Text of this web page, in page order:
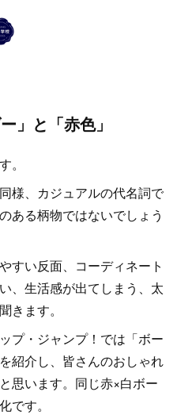
」と「赤色」
。
様、カジュアルの代名詞で
ある柄物ではないでしょう
すい反面、コーディネート
、生活感が出てしまう、太
きます。
プ・ジャンプ！では「ボー
紹介し、皆さんのおしゃれ
思います。同じ赤×白ボー
です。